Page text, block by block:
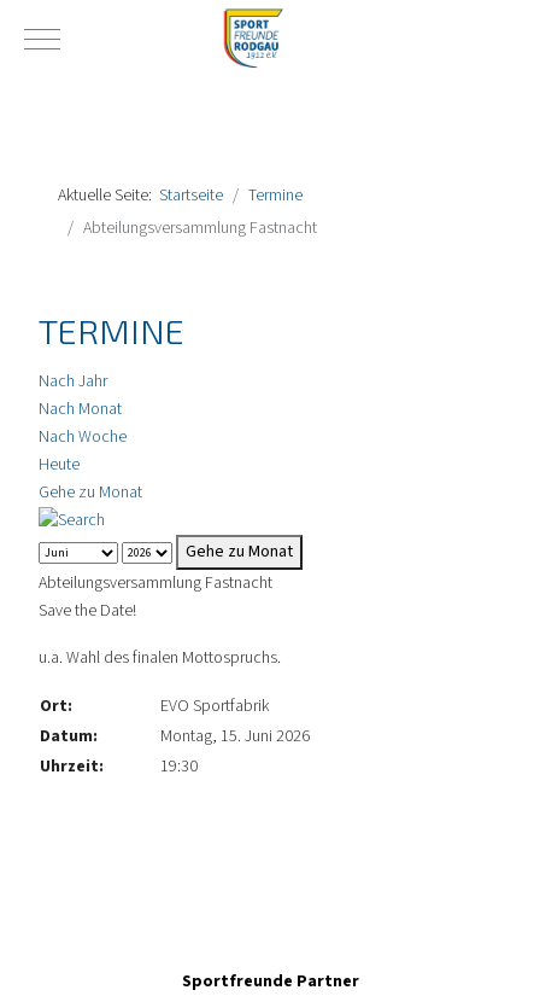
Mobile Menu Toggle
Aktuelle Seite: Startseite
Termine
Abteilungsversammlung Fastnacht
TERMINE
Nach Jahr
Nach Monat
Nach Woche
Heute
Gehe zu Monat
Gehe zu Monat
Abteilungsversammlung Fastnacht
Save the Date!
u.a. Wahl des finalen Mottospruchs.
Ort:
EVO Sportfabrik
Datum:
Montag, 15. Juni 2026
Uhrzeit:
19:30
Sportfreunde Partner